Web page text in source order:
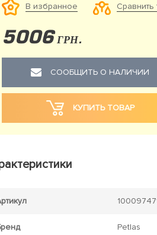
В избранное Сравнить
5006 ГРН.
СООБЩИТЬ О НАЛИЧИИ
КУПИТЬ ТОВАР
Petlas